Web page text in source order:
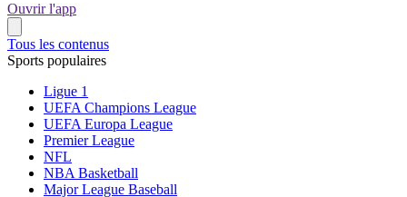
Ouvrir l'app
Tous les contenus
Sports populaires
Ligue 1
UEFA Champions League
UEFA Europa League
Premier League
NFL
NBA Basketball
Major League Baseball